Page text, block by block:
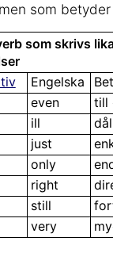
som
som skrivs
Engelska
even
till
ill
just
only
right
still
very